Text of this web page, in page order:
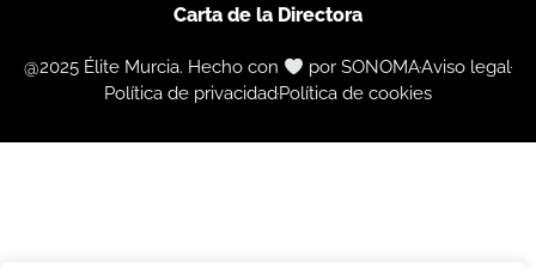
Carta de la Directora
@2025 Élite Murcia. Hecho con por SONOMAAviso legal
Política de privacidadPolítica de cookies